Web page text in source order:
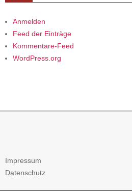
Anmelden
Feed der Einträge
Kommentare-Feed
WordPress.org
Impressum
Datenschutz